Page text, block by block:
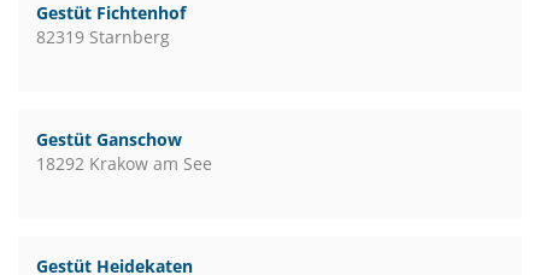
Gestüt Fichtenhof
82319 Starnberg
Gestüt Ganschow
18292 Krakow am See
Gestüt Heidekaten